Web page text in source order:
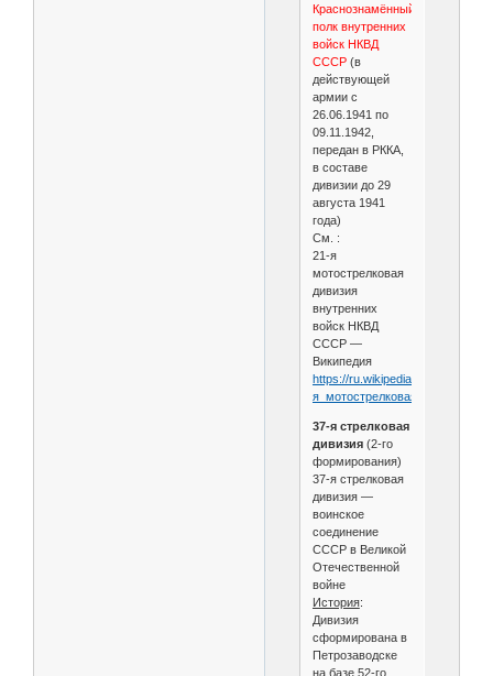
Краснознамённый
полк внутренних
войск НКВД
СССР(в
действующей
армии с
26.06.1941 по
09.11.1942,
передан в РККА,
в составе
дивизии до 29
августа 1941
года)
См. :
21-я
мотострелковая
дивизия
внутренних
войск НКВД
СССР —
Википедия
https://ru.wikipedia.org/wiki/21-
37-я стрелковая
дивизия(2-го
формирования)
37-я стрелковая
дивизия —
воинское
соединение
СССР в Великой
Отечественной
войне
История:
Дивизия
сформирована в
Петрозаводске
на базе 52-го,